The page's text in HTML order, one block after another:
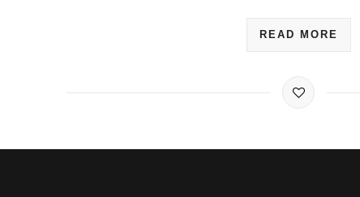
READ MORE